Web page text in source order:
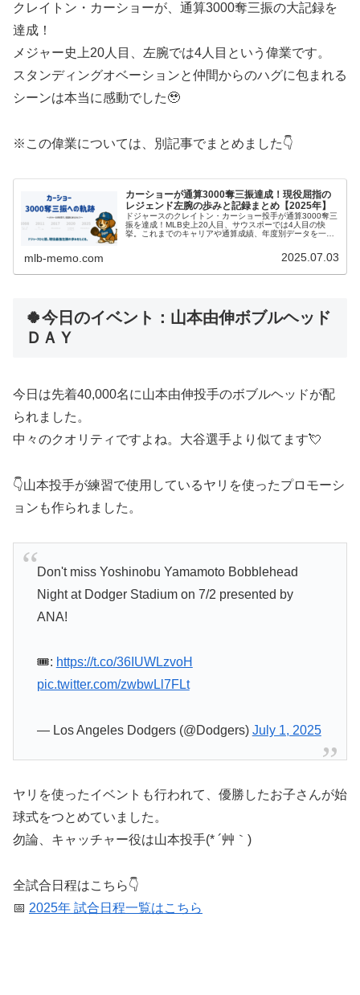
クレイトン・カーショーが、通算3000奪三振の大記録を
達成！
メジャー史上20人目、左腕では4人目という偉業です。
スタンディングオベーションと仲間からのハグに包まれる
シーンは本当に感動でした🥹
※この偉業については、別記事でまとめました👇
カーショーが通算3000奪三振達成！現役屈指の
レジェンド左腕の歩みと記録まとめ【2025年】
ドジャースのクレイトン・カーショー投手が通算3000奪三
振を達成！MLB史上20人目、サウスポーでは4人目の快
挙。これまでのキャリアや通算成績、年度別データを一挙
mlb-memo.com 2025.07.03
🍀今日のイベント：山本由伸ボブルヘッド
ＤＡＹ
今日は先着40,000名に山本由伸投手のボブルヘッドが配
られました。
中々のクオリティですよね。大谷選手より似てます💘
👇山本投手が練習で使用しているヤリを使ったプロモーシ
ョンも作られました。
Don't miss Yoshinobu Yamamoto Bobblehead
Night at Dodger Stadium on 7/2 presented by
ANA!
🎟: https://t.co/36IUWLzvoH
pic.twitter.com/zwbwLl7FLt
— Los Angeles Dodgers (@Dodgers) July 1, 2025
ヤリを使ったイベントも行われて、優勝したお子さんが始
球式をつとめていました。
勿論、キャッチャー役は山本投手(* ´艸｀)
全試合日程はこちら👇
📅 2025年 試合日程一覧はこちら